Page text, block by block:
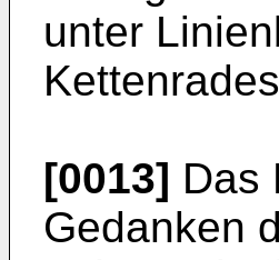
unter
[0013] Das
Gedanken